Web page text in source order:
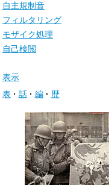
自主規制音
フィルタリング
モザイク処理
自己検閲
表示
表
話 編 歴